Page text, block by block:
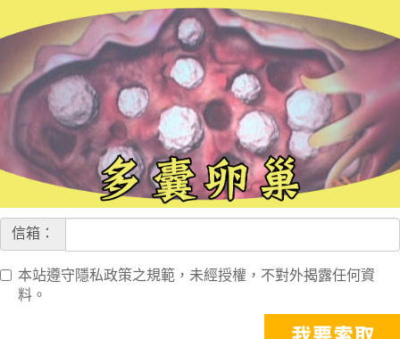
信箱：
本站遵守隱私政策之規範，未經授權，不對外揭露任何資
料。